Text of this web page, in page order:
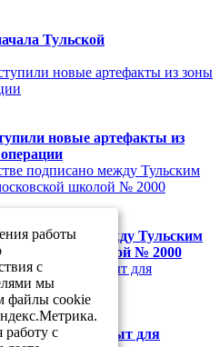
Тульской
новые артефакты из
подписано между Тульским
школой № 2000
Тулы будет закрыт для
работы
с
мы
файлы cookie
с